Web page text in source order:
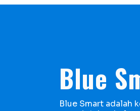
Blue
Blue Smart adalah